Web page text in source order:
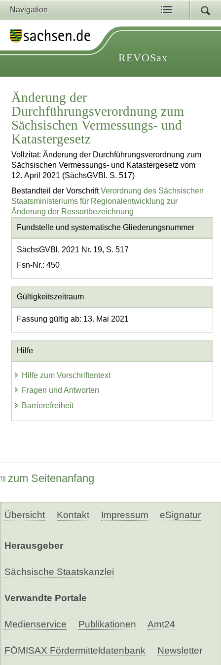
Navigation
REVOSax
Änderung der
Durchführungsverordnung zum
Sächsischen Vermessungs- und
Katastergesetz
Vollzitat: Änderung der Durchführungsverordnung zum
Sächsischen Vermessungs- und Katastergesetz vom
12. April 2021 (SächsGVBl. S. 517)
Bestandteil der VorschriftVerordnung des Sächsischen
Staatsministeriums für Regionalentwicklung zur
Änderung der Ressortbezeichnung
Fundstelle und systematische Gliederungsnummer
SächsGVBl. 2021 Nr. 19, S. 517
Fsn-Nr.: 450
Gültigkeitszeitraum
Fassung gültig ab: 13. Mai 2021
Hilfe
Hilfe zum Vorschriftentext
Fragen und Antworten
Barrierefreiheit
zum Seitenanfang
Übersicht Kontakt Impressum eSignatur
Herausgeber
Sächsische Staatskanzlei
Verwandte Portale
Medienservice Publikationen Amt24
FÖMISAX Fördermitteldatenbank Newsletter